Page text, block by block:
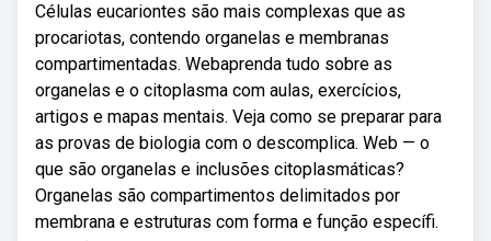
Células eucariontes são mais complexas que as
procariotas, contendo organelas e membranas
compartimentadas. Webaprenda tudo sobre as
organelas e o citoplasma com aulas, exercícios,
artigos e mapas mentais. Veja como se preparar para
as provas de biologia com o descomplica. Web — o
que são organelas e inclusões citoplasmáticas?
Organelas são compartimentos delimitados por
membrana e estruturas com forma e função específi.